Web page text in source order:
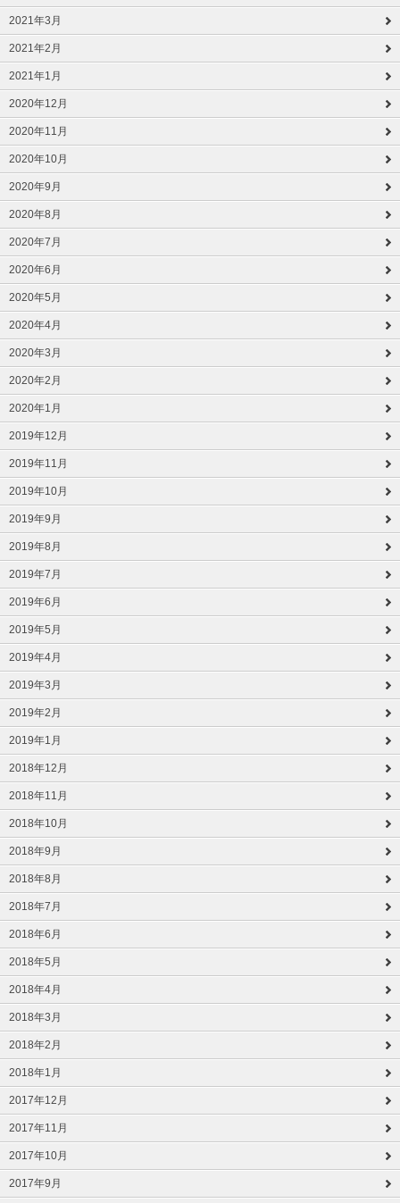
2021年3月
2021年2月
2021年1月
2020年12月
2020年11月
2020年10月
2020年9月
2020年8月
2020年7月
2020年6月
2020年5月
2020年4月
2020年3月
2020年2月
2020年1月
2019年12月
2019年11月
2019年10月
2019年9月
2019年8月
2019年7月
2019年6月
2019年5月
2019年4月
2019年3月
2019年2月
2019年1月
2018年12月
2018年11月
2018年10月
2018年9月
2018年8月
2018年7月
2018年6月
2018年5月
2018年4月
2018年3月
2018年2月
2018年1月
2017年12月
2017年11月
2017年10月
2017年9月